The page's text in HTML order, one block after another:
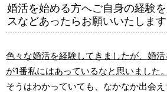
婚活を始める方へご自身の経験
スなどあったらお願いいたします
色々な婚活を経験してきましたが、婚
が1番私にはあっているなと思いました。
そうはわかっていても、なかなか出会